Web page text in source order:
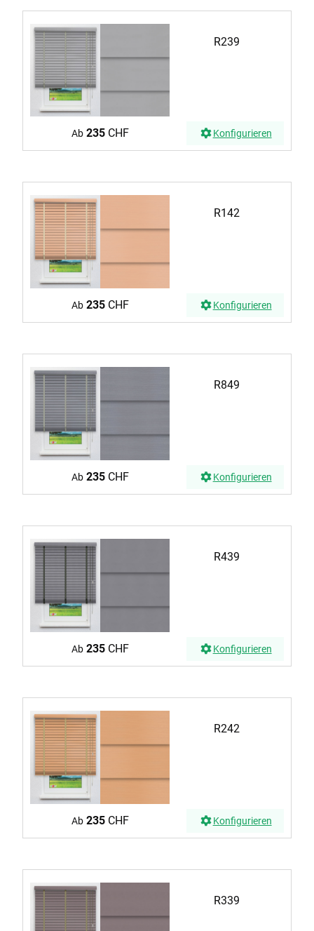
R239
Ab 235CHF Konfigurieren
R142
Ab 235CHF Konfigurieren
R849
Ab 235CHF Konfigurieren
R439
Ab 235CHF Konfigurieren
R242
Ab 235CHF Konfigurieren
R339